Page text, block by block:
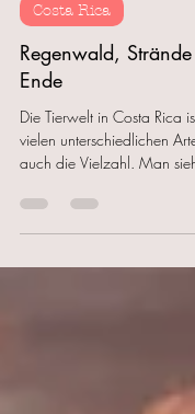
5. Feb.
4 Min. Lesezeit
Costa Rica
Regenwald, Strände
Ende
Die Tierwelt in Costa Rica
auch die Vielzahl. Man
geschützt sind und